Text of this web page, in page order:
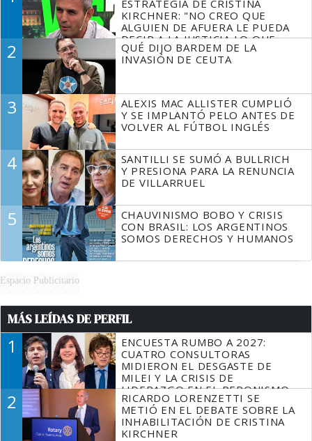
ESTRATEGIA DE CRISTINA
KIRCHNER: "NO CREO QUE
ALGUIEN DE AFUERA LE PUEDA
DECIR A LA JUSTICIA LO QUE
TIENE QUE HACER"
2
QUÉ DIJO BARDEM DE LA
INVASIÓN DE CEUTA
3
ALEXIS MAC ALLISTER CUMPLIÓ
Y SE IMPLANTÓ PELO ANTES DE
VOLVER AL FÚTBOL INGLÉS
4
SANTILLI SE SUMÓ A BULLRICH
Y PRESIONA PARA LA RENUNCIA
DE VILLARRUEL
5
CHAUVINISMO BOBO Y CRISIS
CON BRASIL: LOS ARGENTINOS
SOMOS DERECHOS Y HUMANOS
Espacio Publicitario
MÁS LEÍDAS DE PERFIL
1
ENCUESTA RUMBO A 2027:
CUATRO CONSULTORAS
MIDIERON EL DESGASTE DE
MILEI Y LA CRISIS DE
LIDERAZGO EN EL PERONISMO
2
RICARDO LORENZETTI SE
METIÓ EN EL DEBATE SOBRE LA
INHABILITACIÓN DE CRISTINA
KIRCHNER